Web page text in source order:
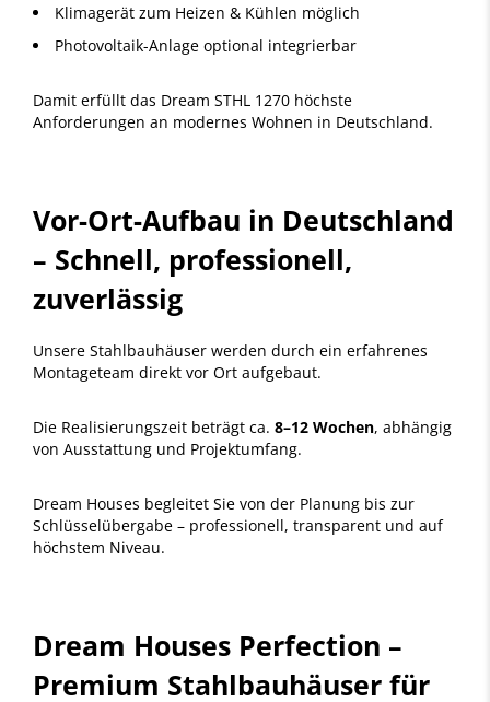
Klimagerät zum Heizen & Kühlen möglich
Photovoltaik-Anlage optional integrierbar
Damit erfüllt das Dream STHL 1270 höchste
Anforderungen an modernes Wohnen in Deutschland.
Vor-Ort-Aufbau in Deutschland
– Schnell, professionell,
zuverlässig
Unsere Stahlbauhäuser werden durch ein erfahrenes
Montageteam direkt vor Ort aufgebaut.
Die Realisierungszeit beträgt ca. 8–12 Wochen, abhängig
von Ausstattung und Projektumfang.
Dream Houses begleitet Sie von der Planung bis zur
Schlüsselübergabe – professionell, transparent und auf
höchstem Niveau.
Dream Houses Perfection –
Premium Stahlbauhäuser für